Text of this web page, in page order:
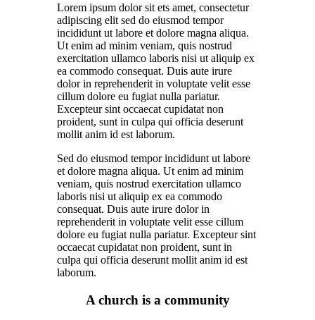
Lorem ipsum dolor sit ets amet, consectetur
adipiscing elit sed do eiusmod tempor
incididunt ut labore et dolore magna aliqua.
Ut enim ad minim veniam, quis nostrud
exercitation ullamco laboris nisi ut aliquip ex
ea commodo consequat. Duis aute irure
dolor in reprehenderit in voluptate velit esse
cillum dolore eu fugiat nulla pariatur.
Excepteur sint occaecat cupidatat non
proident, sunt in culpa qui officia deserunt
mollit anim id est laborum.
Sed do eiusmod tempor incididunt ut labore
et dolore magna aliqua. Ut enim ad minim
veniam, quis nostrud exercitation ullamco
laboris nisi ut aliquip ex ea commodo
consequat. Duis aute irure dolor in
reprehenderit in voluptate velit esse cillum
dolore eu fugiat nulla pariatur. Excepteur sint
occaecat cupidatat non proident, sunt in
culpa qui officia deserunt mollit anim id est
laborum.
A church is a community